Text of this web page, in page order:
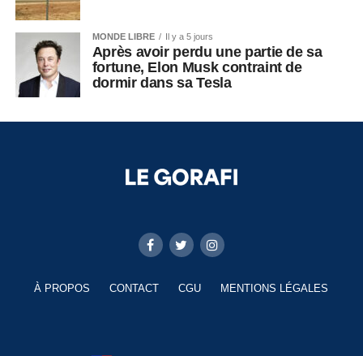
MONDE LIBRE Il y a 5 jours
Après avoir perdu une partie de sa
fortune, Elon Musk contraint de
dormir dans sa Tesla
À PROPOS CONTACT CGU MENTIONS LÉGALES